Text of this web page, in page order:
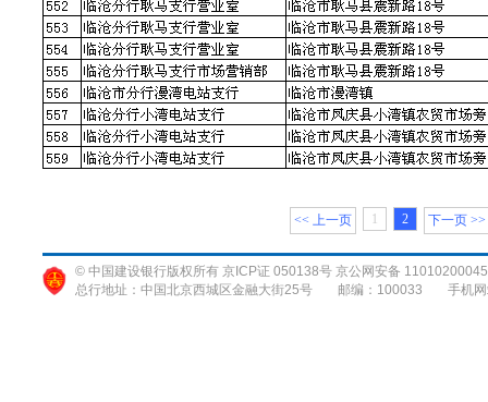
<< 上一页 1 2 下一页 >>
© 中国建设银行版权所有 京ICP证 050138号 京公网安备
总行地址：中国北京西城区金融大街25号
邮编：100033 手机